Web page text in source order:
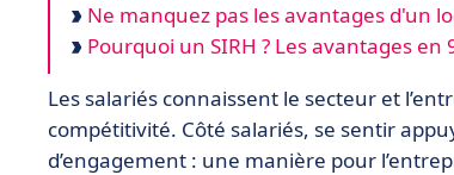
Ne manquez pas les avantages d'un
Pourquoi un SIRH ? Les avantages en
Les salariés connaissent le secteur et
compétitivité. Côté salariés, se sentir
d’engagement : une manière pour